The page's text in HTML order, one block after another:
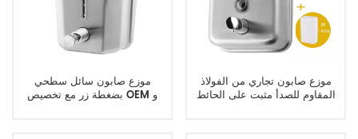
موزع صابون سائل سطحي
بضغطة زر مع تخصيص OEM و
موزع صابون تجاري من الفولاذ
المقاوم للصدأ مثبت على الحائط